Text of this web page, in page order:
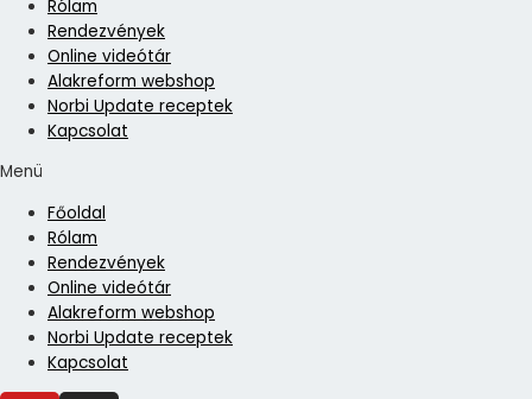
Rólam
Rendezvények
Online videótár
Alakreform webshop
Norbi Update receptek
Kapcsolat
Menü
Főoldal
Rólam
Rendezvények
Online videótár
Alakreform webshop
Norbi Update receptek
Kapcsolat